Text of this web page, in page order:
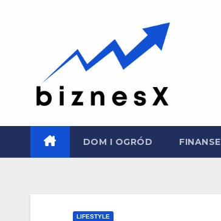
DOM I OGRÓD FINANSE
LIFESTYLE